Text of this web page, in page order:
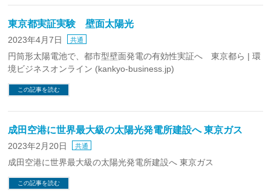
東京都実証実験 壁面太陽光
2023年4月7日 共通
円筒形太陽電池で、都市型壁面発電の有効性実証へ 東京都ら | 環
境ビジネスオンライン (kankyo-business.jp)
この記事を読む
成田空港に世界最大級の太陽光発電所建設へ 東京ガス
2023年2月20日 共通
成田空港に世界最大級の太陽光発電所建設へ 東京ガス
この記事を読む